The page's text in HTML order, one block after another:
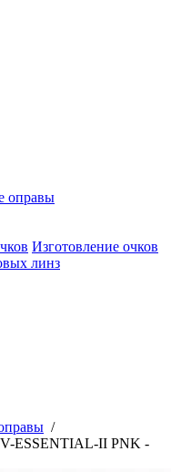
оправы
Изготовление очков
линз
/
ESSENTIAL-II PNK -